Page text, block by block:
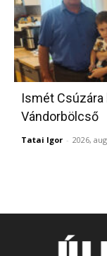
Ismét Csúzára
Vándorbölcső
Tatai Igor - 2026,